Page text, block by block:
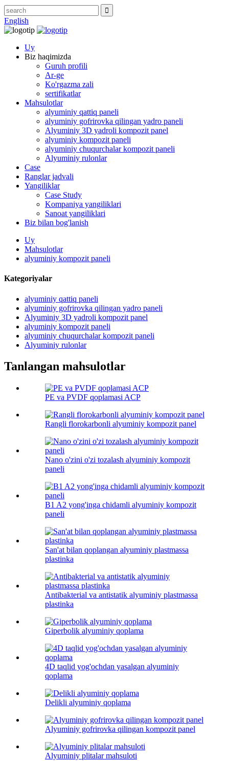
English
Uy
Biz haqimizda
Guruh profili
Ar-ge
Ko'rgazma zali
sertifikatlar
Mahsulotlar
alyuminiy qattiq paneli
alyuminiy gofrirovka qilingan yadro paneli
Alyuminiy 3D yadroli kompozit panel
alyuminiy kompozit paneli
alyuminiy chuqurchalar kompozit paneli
Alyuminiy rulonlar
Case
Ranglar jadvali
Yangiliklar
Case Study
Kompaniya yangiliklari
Sanoat yangiliklari
Biz bilan bog'lanish
Uy
Mahsulotlar
alyuminiy kompozit paneli
Kategoriyalar
alyuminiy qattiq paneli
alyuminiy gofrirovka qilingan yadro paneli
Alyuminiy 3D yadroli kompozit panel
alyuminiy kompozit paneli
alyuminiy chuqurchalar kompozit paneli
Alyuminiy rulonlar
Tanlangan mahsulotlar
PE va PVDF qoplamasi ACP
Rangli florokarbonli alyuminiy kompozit panel
Nano o'zini o'zi tozalash alyuminiy kompozit
paneli
B1 A2 yong'inga chidamli alyuminiy kompozit
paneli
San'at bilan qoplangan alyuminiy plastmassa
plastinka
Antibakterial va antistatik alyuminiy plastmassa
plastinka
Giperbolik alyuminiy qoplama
4D taqlid yog'ochdan yasalgan alyuminiy
qoplama
Delikli alyuminiy qoplama
Alyuminiy gofrirovka qilingan kompozit panel
Alyuminiy plitalar mahsuloti